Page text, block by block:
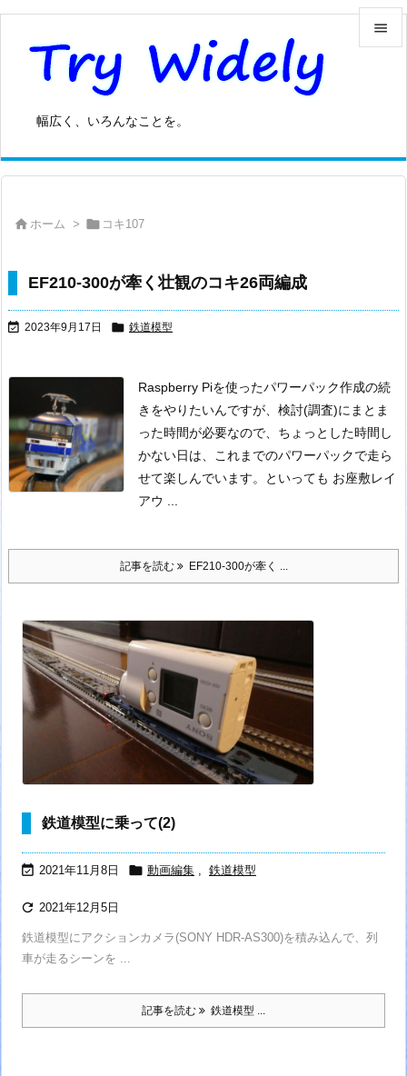
幅広く、いろんなことを。


前へ
 ホーム >  コキ107
EF210-300が牽く壮観のコキ26両編成
 2023年9月17日  鉄道模型
Raspberry Piを使ったパワーパック作成の続
きをやりたいんですが、検討(調査)にまとま
った時間が必要なので、ちょっとした時間し
かない日は、これまでのパワーパックで走ら
せて楽しんでいます。
といっても お座敷レイ
アウ ...
記事を読む EF210-300が牽く ...
鉄道模型に乗って(2)
 2021年11月8日  動画編集 , 鉄道模型
 2021年12月5日
鉄道模型にアクションカメラ(SONY HDR-AS300)を積み込んで、列
車が走るシーンを ...
記事を読む 鉄道模型 ...